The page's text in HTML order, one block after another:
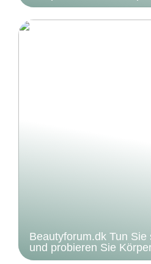
Beautyforum.dk Tun Sie
und probieren Sie